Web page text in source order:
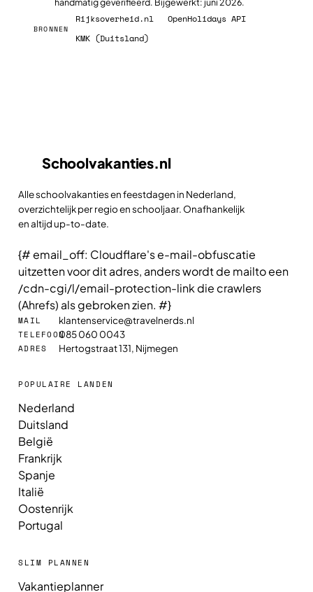
BRONNEN
Rijksoverheid.nl
OpenHolidays API
KMK (Duitsland)
Schoolvakanties.nl
Alle schoolvakanties en feestdagen in Nederland,
overzichtelijk per regio en schooljaar. Onafhankelijk
en altijd up-to-date.
{# email_off: Cloudflare's e-mail-obfuscatie
uitzetten voor dit adres, anders wordt de mailto een
/cdn-cgi/l/email-protection-link die crawlers
(Ahrefs) als gebroken zien. #}
MAIL klantenservice@travelnerds.nl
TELEFOON085 060 0043
ADRES Hertogstraat 131, Nijmegen
POPULAIRE LANDEN
Nederland
Duitsland
België
Frankrijk
Spanje
Italië
Oostenrijk
Portugal
SLIM PLANNEN
Vakantieplanner